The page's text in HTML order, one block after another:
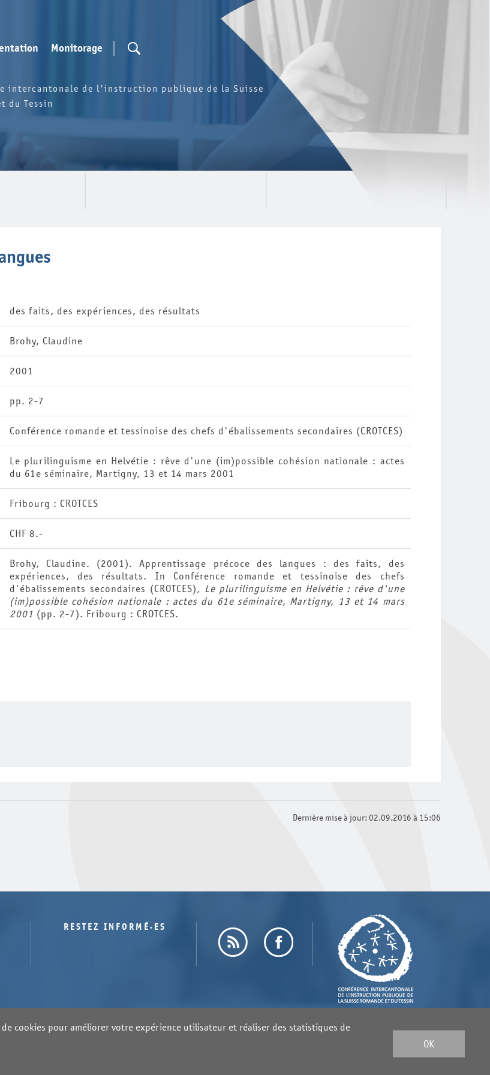
Monitorage
intercantonale de l'instruction publique de la Suisse
du Tessin
des faits, des expériences, des résultats
Brohy, Claudine
2001
pp. 2-7
Conférence romande et tessinoise des chefs d'ébalissements secondaires (CROTCES)
Le plurilinguisme en Helvétie : rêve d'une (im)possible cohésion nationale : actes
du 61e séminaire, Martigny, 13 et 14 mars 2001
Fribourg : CROTCES
CHF 8.-
Brohy, Claudine. (2001). Apprentissage précoce des langues : des faits, des
expériences, des résultats. In Conférence romande et tessinoise des chefs
d'ébalissements secondaires (CROTCES),
Le plurilinguisme en Helvétie : rêve d'une
(im)possible cohésion nationale : actes du 61e séminaire, Martigny, 13 et 14 mars
2001 (pp. 2-7). Fribourg : CROTCES.
Dernière mise à jour: 02.09.2016 à 15:06
RESTEZ INFORMÉ·ES
cookies pour améliorer votre expérience utilisateur et réaliser des statistiques de
OK